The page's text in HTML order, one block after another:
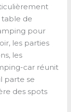
de
pour
les parties
les
car réunit
parte se
des spots